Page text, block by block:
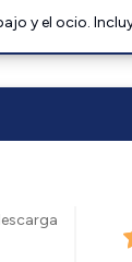
y el ocio.